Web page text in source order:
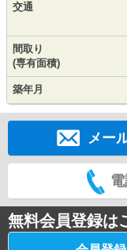
交通
間取り
(専有面積)
築年月
メー
無料会員登録は